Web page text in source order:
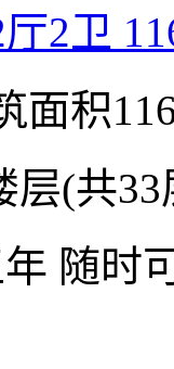
2卫
面积
层(共
随时